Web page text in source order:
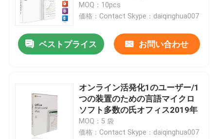
MOQ：10pcs
価格：Contact Skype：daiqinghua007
ベストプライス お問い合わせ
オンライン活発化1のユーザー/1
つの装置のための言語マイクロ
ソフト多数の氏オフィス2019年
MOQ：5 袋
価格：Contact Skype：daiqinghua007